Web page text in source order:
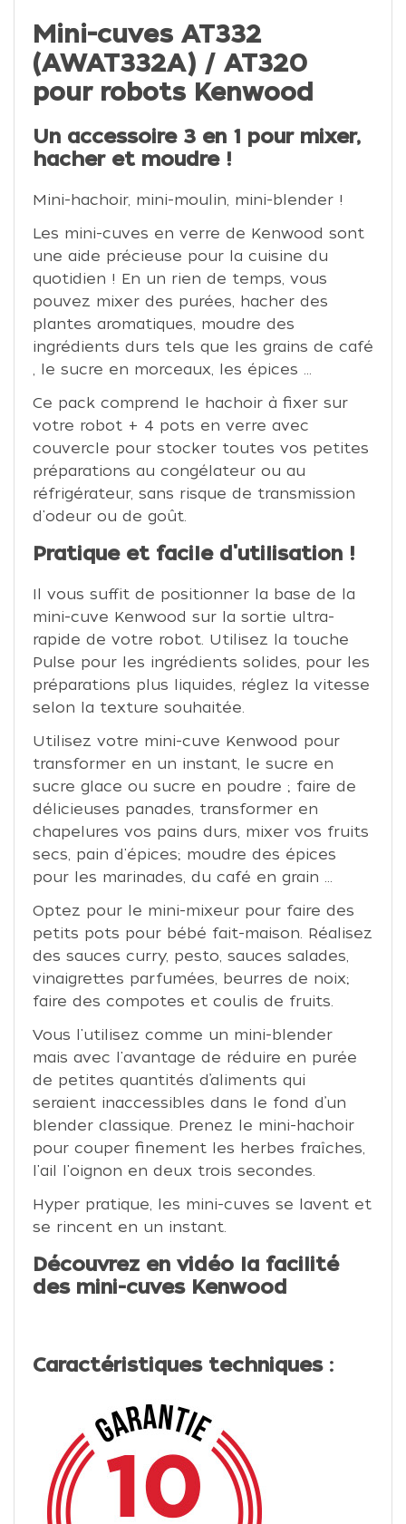
Mini-cuves AT332
(AWAT332A) / AT320
pour robots Kenwood
Un accessoire 3 en 1 pour mixer,
hacher et moudre !
Mini-hachoir, mini-moulin, mini-blender !
Les mini-cuves en verre de Kenwood sont
une aide précieuse pour la cuisine du
quotidien ! En un rien de temps, vous
pouvez mixer des purées, hacher des
plantes aromatiques, moudre des
ingrédients durs tels que les grains de café
, le sucre en morceaux, les épices ...
Ce pack comprend le hachoir à fixer sur
votre robot + 4 pots en verre avec
couvercle pour stocker toutes vos petites
préparations au congélateur ou au
réfrigérateur, sans risque de transmission
d'odeur ou de goût.
Pratique et facile d'utilisation !
Il vous suffit de positionner la base de la
mini-cuve Kenwood sur la sortie ultra-
rapide de votre robot. Utilisez la touche
Pulse pour les ingrédients solides, pour les
préparations plus liquides, réglez la vitesse
selon la texture souhaitée.
Utilisez votre mini-cuve Kenwood pour
transformer en un instant, le sucre en
sucre glace ou sucre en poudre ; faire de
délicieuses panades, transformer en
chapelures vos pains durs, mixer vos fruits
secs, pain d'épices; moudre des épices
pour les marinades, du café en grain ...
Optez pour le mini-mixeur pour faire des
petits pots pour bébé fait-maison. Réalisez
des sauces curry, pesto, sauces salades,
vinaigrettes parfumées, beurres de noix;
faire des compotes et coulis de fruits.
Vous l'utilisez comme un mini-blender
mais avec l'avantage de réduire en purée
de petites quantités d’aliments qui
seraient inaccessibles dans le fond d’un
blender classique. Prenez le mini-hachoir
pour couper finement les herbes fraîches,
l'ail l'oignon en deux trois secondes.
Hyper pratique, les mini-cuves se lavent et
se rincent en un instant.
Découvrez en vidéo la facilité
des mini-cuves Kenwood
Caractéristiques techniques :